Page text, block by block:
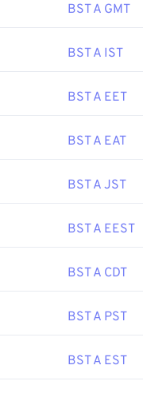
BST A GMT
BST A IST
BST A EET
BST A EAT
BST A JST
BST A EEST
BST A CDT
BST A PST
BST A EST